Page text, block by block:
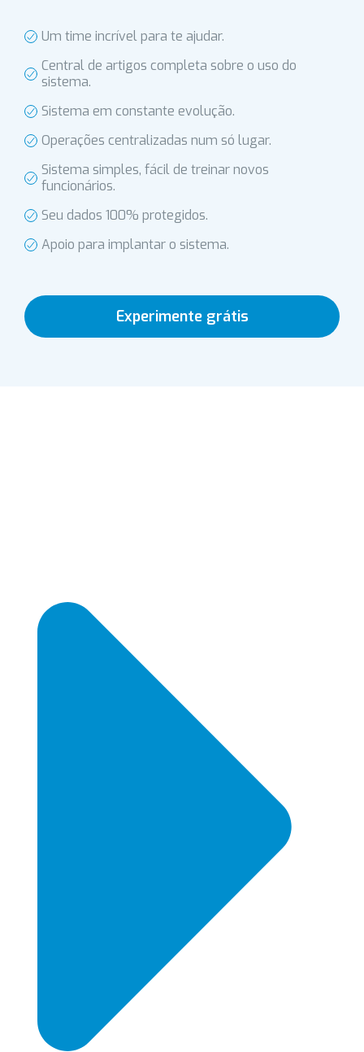
Um time incrível para te ajudar.
Central de artigos completa sobre o uso do
sistema.
Sistema em constante evolução.
Operações centralizadas num só lugar.
Sistema simples, fácil de treinar novos
funcionários.
Seu dados 100% protegidos.
Apoio para implantar o sistema.
Experimente grátis